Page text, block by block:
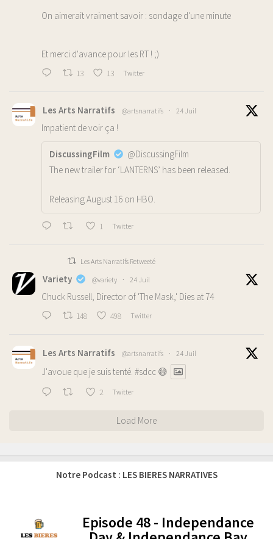
On aimerait vraiment savoir : sondage d'une minute
Et merci d'avance pour les RT ! ;)
13 13 Twitter
Les Arts Narratifs @artsnarratifs · 24 Juil
Impatient de voir ça !
DiscussingFilm
@DiscussingFilm
The new trailer for ‘LANTERNS’ has been released.
Releasing August 16 on HBO.
1 Twitter
Les Arts Narratifs Retweeté
Variety @variety · 24 Juil
Chuck Russell, Director of 'The Mask,' Dies at 74
148 498 Twitter
Les Arts Narratifs @artsnarratifs · 24 Juil
J'avoue que je suis tenté. #sdcc 😅
2 Twitter
Load More
Notre Podcast : LES BIERES NARRATIVES
Episode 48 - Independance